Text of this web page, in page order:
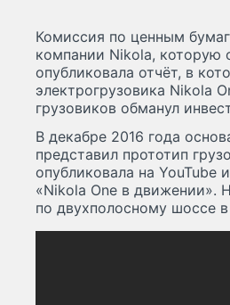
Комиссия по ценным
компании Nikola, которую
опубликовала отчёт, в
электрогрузовика Nikola
грузовиков обманул
В декабре 2016 года
представил прототип
опубликовала на YouTube
«Nikola One в движении».
по двухполосному шоссе